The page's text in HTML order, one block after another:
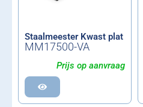
Staalmeester Kwast plat
MM17500-VA
Prijs op aanvraag